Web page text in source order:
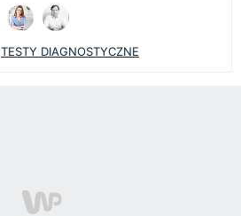
TESTY DIAGNOSTYCZNE